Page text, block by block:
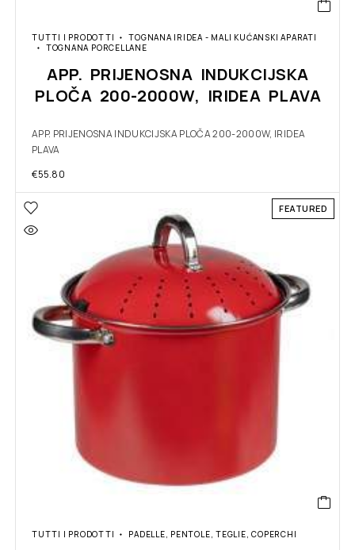
TUTTI I PRODOTTI
TOGNANA IRIDEA - MALI KUĆANSKI APARATI
TOGNANA PORCELLANE
APP. PRIJENOSNA INDUKCIJSKA
PLOČA 200-2000W, IRIDEA PLAVA
APP. PRIJENOSNA INDUKCIJSKA PLOČA 200-2000W, IRIDEA
PLAVA
€55.80
FEATURED
TUTTI I PRODOTTI PADELLE, PENTOLE, TEGLIE, COPERCHI